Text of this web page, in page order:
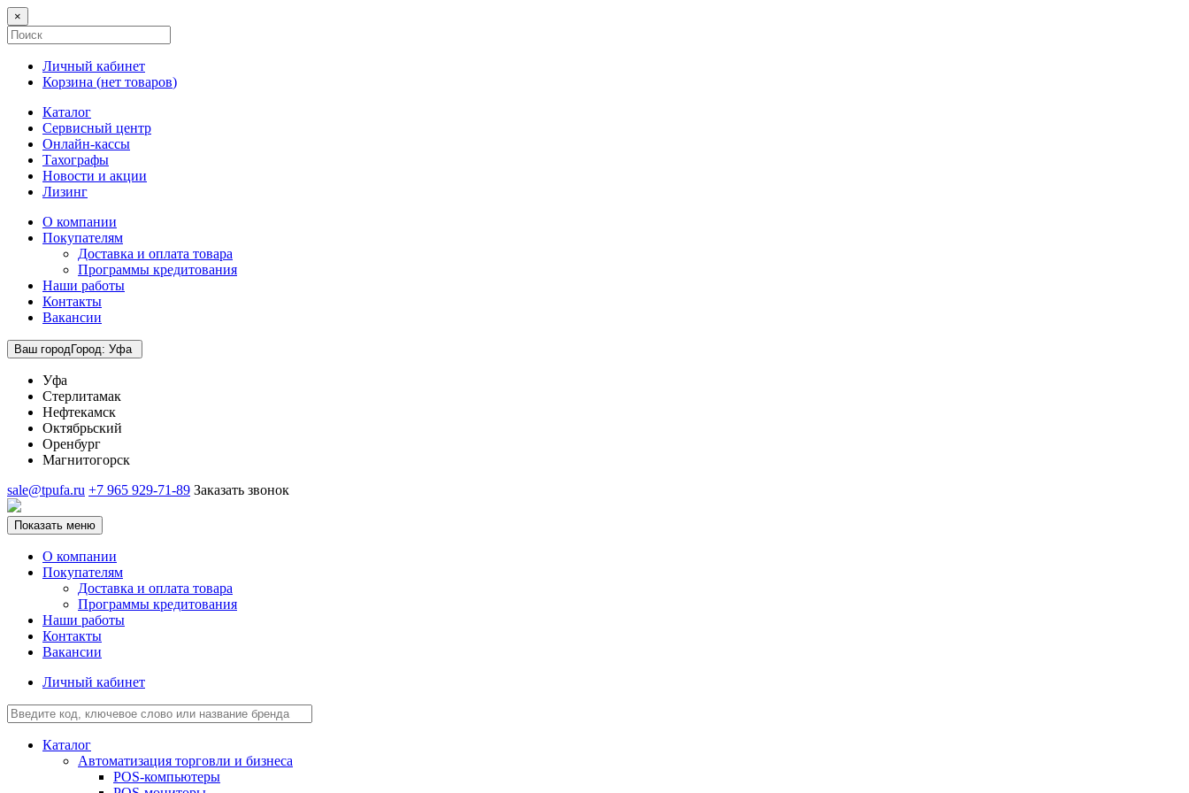
×
Личный кабинет
Корзина (нет товаров)
Каталог
Сервисный центр
Онлайн-кассы
Тахографы
Новости и акции
Лизинг
О компании
Покупателям
Доставка и оплата товара
Программы кредитования
Наши работы
Контакты
Вакансии
Ваш городГород: Уфа
Уфа
Стерлитамак
Нефтекамск
Октябрьский
Оренбург
Магнитогорск
sale@tpufa.ru +7 965 929-71-89 Заказать звонок
Показать меню
О компании
Покупателям
Доставка и оплата товара
Программы кредитования
Наши работы
Контакты
Вакансии
Личный кабинет
Каталог
Автоматизация торговли и бизнеса
POS-компьютеры